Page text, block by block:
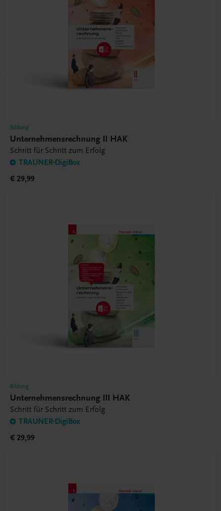
Bildung
Unternehmensrechnung II HAK
Schritt für Schritt zum Erfolg
TRAUNER-DigiBox
€ 29,99
Bildung
Unternehmensrechnung III HAK
Schritt für Schritt zum Erfolg
TRAUNER-DigiBox
€ 29,99